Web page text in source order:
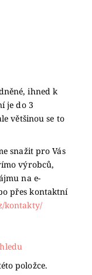
ihned k
je do 3
většinou se to
snažit pro Vás
výrobců,
na e-
přes kontaktní
kontakty/
položce.